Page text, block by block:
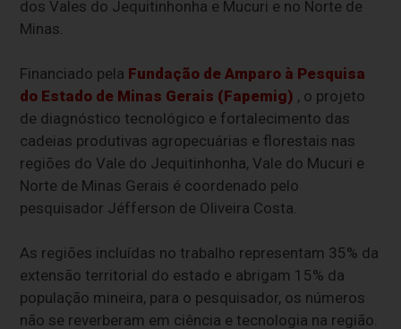
dos Vales do Jequitinhonha e Mucuri e no Norte de
Minas.
Financiado pela Fundação de Amparo à Pesquisa
do Estado de Minas Gerais (Fapemig) , o projeto
de diagnóstico tecnológico e fortalecimento das
cadeias produtivas agropecuárias e florestais nas
regiões do Vale do Jequitinhonha, Vale do Mucuri e
Norte de Minas Gerais é coordenado pelo
pesquisador Jéfferson de Oliveira Costa.
As regiões incluídas no trabalho representam 35% da
extensão territorial do estado e abrigam 15% da
população mineira, para o pesquisador, os números
não se reverberam em ciência e tecnologia na região.